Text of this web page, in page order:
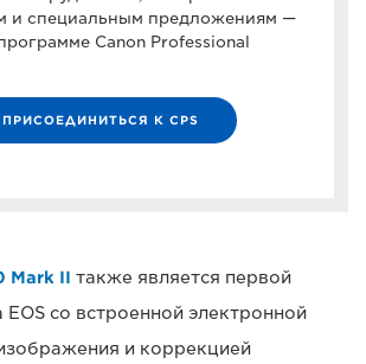
и специальным предложениям —
Canon Professional
ПРИСОЕДИНИТЬСЯ К CPS
Mark II также является первой
со встроенной электронной
и коррекцией